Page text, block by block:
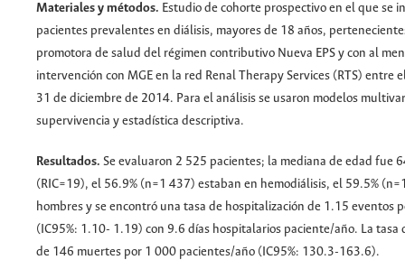
Materiales y métodos. Estudio de cohorte prospectivo en el que se
pacientes prevalentes en diálisis, mayores de 18 años,
promotora de salud del régimen contributivo Nueva EPS y con al
intervención con MGE en la red Renal Therapy Services (RTS) entre
31 de diciembre de 2014. Para el análisis se usaron modelos
supervivencia y estadística descriptiva.
Resultados. Se evaluaron 2 525 pacientes; la mediana de edad fue
(RIC=19), el 56.9% (n=1 437) estaban en hemodiálisis, el 59.5%
hombres y se encontró una tasa de hospitalización de 1.15 eventos
(IC95%: 1.10- 1.19) con 9.6 días hospitalarios paciente/año. La tasa
de 146 muertes por 1 000 pacientes/año (IC95%: 130.3-163.6).